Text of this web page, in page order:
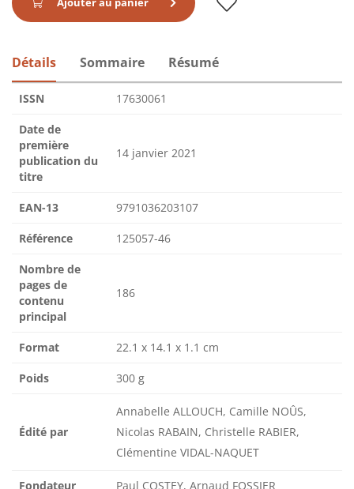
Détails Sommaire Résumé
ISSN 17630061
Date de
première
publication du
titre
14 janvier 2021
EAN-13 9791036203107
Référence 125057-46
Nombre de
pages de
contenu
principal
186
Format 22.1 x 14.1 x 1.1 cm
Poids 300 g
Édité par
Annabelle ALLOUCH, Camille NOÛS,
Nicolas RABAIN, Christelle RABIER,
Clémentine VIDAL-NAQUET
Fondateur Paul COSTEY, Arnaud FOSSIER